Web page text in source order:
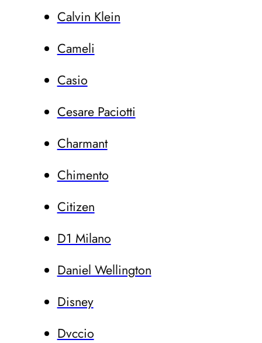
Calvin Klein
Cameli
Casio
Cesare Paciotti
Charmant
Chimento
Citizen
D1 Milano
Daniel Wellington
Disney
Dvccio